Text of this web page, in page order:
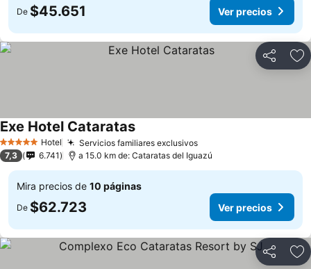
De $45.651 Ver precios
Compartir
5 Estrellas Hotel Servicios familiares exclusivos
Exe Hotel Cataratas
7,3 6.741 a 15.0 km de: Cataratas del Iguazú
Mira precios de 10 páginas
De $62.723 Ver precios
Compartir